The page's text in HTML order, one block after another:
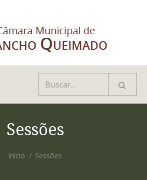
Sessões
Início Sessões